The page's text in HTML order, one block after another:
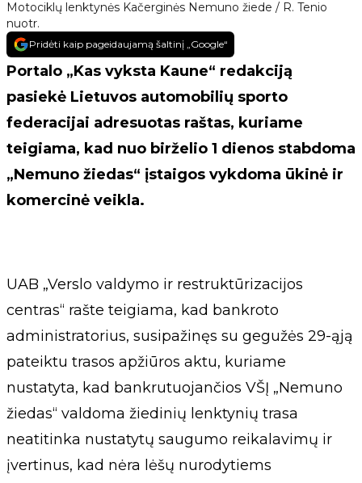
Motociklų lenktynės Kačerginės Nemuno žiede / R. Tenio
nuotr.
Pridėti kaip pageidaujamą šaltinį „Google“
Portalo „Kas vyksta Kaune“ redakciją
pasiekė Lietuvos automobilių sporto
federacijai adresuotas raštas, kuriame
teigiama, kad nuo birželio 1 dienos stabdoma
„Nemuno žiedas“ įstaigos vykdoma ūkinė ir
komercinė veikla.
UAB „Verslo valdymo ir restruktūrizacijos
centras“ rašte teigiama, kad bankroto
administratorius, susipažinęs su gegužės 29-ąją
pateiktu trasos apžiūros aktu, kuriame
nustatyta, kad bankrutuojančios VŠĮ „Nemuno
žiedas“ valdoma žiedinių lenktynių trasa
neatitinka nustatytų saugumo reikalavimų ir
įvertinus, kad nėra lėšų nurodytiems